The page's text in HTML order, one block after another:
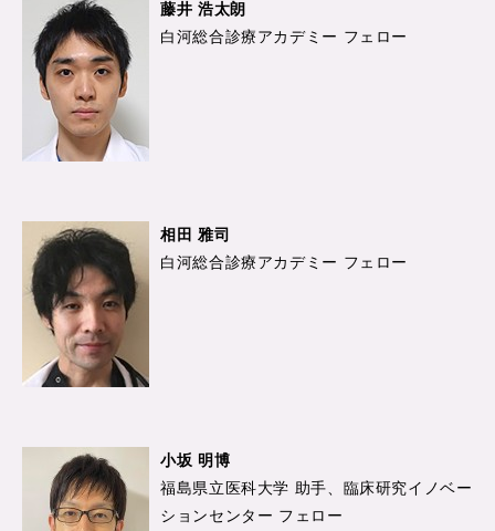
藤井 浩太朗
白河総合診療アカデミー フェロー
相田 雅司
白河総合診療アカデミー フェロー
小坂 明博
福島県立医科大学 助手、臨床研究イノベー
ションセンター フェロー